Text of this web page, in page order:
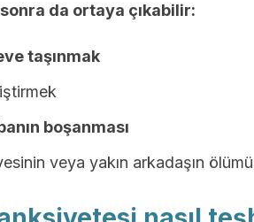
da ortaya çıkabilir:
taşınmak
boşanması
veya yakın arkadaşın